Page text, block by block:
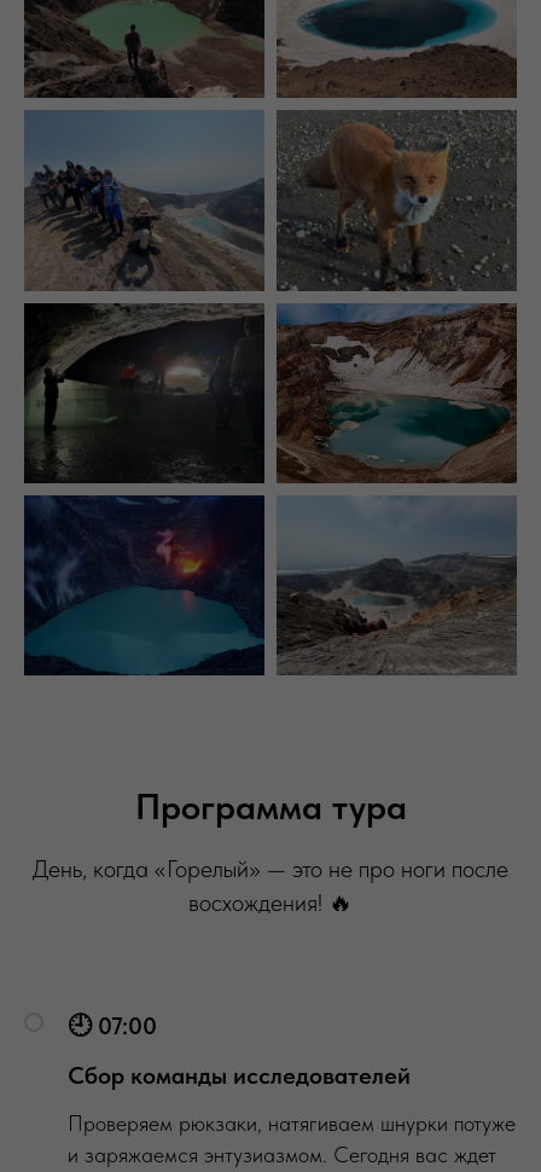
Программа тура
День, когда «Горелый» — это не про ноги после
восхождения! 🔥
🕘 07:00
Сбор команды исследователей
Проверяем рюкзаки, натягиваем шнурки потуже
и заряжаемся энтузиазмом. Сегодня вас ждет